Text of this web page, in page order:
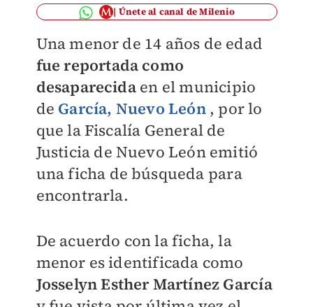
Únete al canal de Milenio
Una menor de 14 años de edad
fue reportada como
desaparecidaen el municipio
de García, Nuevo León , por lo
que la Fiscalía General de
Justicia de Nuevo León emitió
una ficha de búsqueda para
encontrarla.
De acuerdo con la ficha, la
menor es identificada como
Josselyn Esther Martínez García